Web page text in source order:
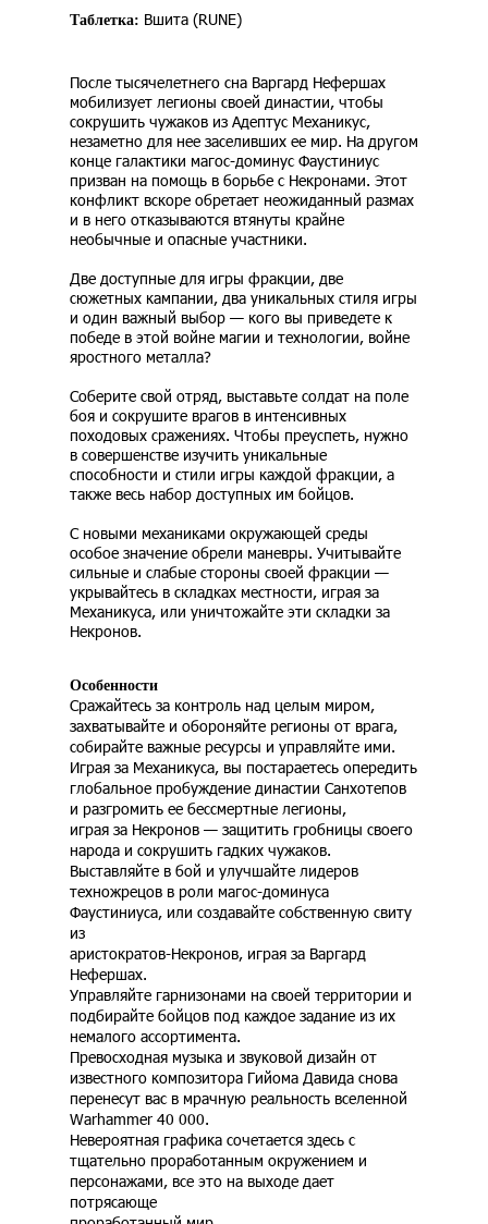
Таблетка: Вшита (RUNE)
После тысячелетнего сна Варгард Нефершах
мобилизует легионы своей династии, чтобы
сокрушить чужаков из Адептус Механикус,
незаметно для нее заселивших ее мир. На другом
конце галактики магос-доминус Фаустиниус
призван на помощь в борьбе с Некронами. Этот
конфликт вскоре обретает неожиданный размах
и в него отказываются втянуты крайне
необычные и опасные участники.
Две доступные для игры фракции, две
сюжетных кампании, два уникальных стиля игры
и один важный выбор — кого вы приведете к
победе в этой войне магии и технологии, войне
яростного металла?
Соберите свой отряд, выставьте солдат на поле
боя и сокрушите врагов в интенсивных
походовых сражениях. Чтобы преуспеть, нужно
в совершенстве изучить уникальные
способности и стили игры каждой фракции, а
также весь набор доступных им бойцов.
С новыми механиками окружающей среды
особое значение обрели маневры. Учитывайте
сильные и слабые стороны своей фракции —
укрывайтесь в складках местности, играя за
Механикуса, или уничтожайте эти складки за
Некронов.
Особенности
Сражайтесь за контроль над целым миром,
захватывайте и обороняйте регионы от врага,
собирайте важные ресурсы и управляйте ими.
Играя за Механикуса, вы постараетесь опередить
глобальное пробуждение династии Санхотепов
и разгромить ее бессмертные легионы,
играя за Некронов — защитить гробницы своего
народа и сокрушить гадких чужаков.
Выставляйте в бой и улучшайте лидеров
техножрецов в роли магос-доминуса
Фаустиниуса, или создавайте собственную свиту
из
аристократов-Некронов, играя за Варгард
Нефершах.
Управляйте гарнизонами на своей территории и
подбирайте бойцов под каждое задание из их
немалого ассортимента.
Превосходная музыка и звуковой дизайн от
известного композитора Гийома Давида снова
перенесут вас в мрачную реальность вселенной
Warhammer 40 000.
Невероятная графика сочетается здесь с
тщательно проработанным окружением и
персонажами, все это на выходе дает
потрясающе